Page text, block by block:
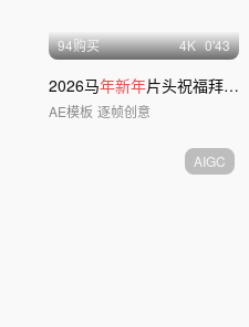
94购买 4K 0'43
2026马年新年片头祝福拜年
AE模板 逐帧创意
AIGC